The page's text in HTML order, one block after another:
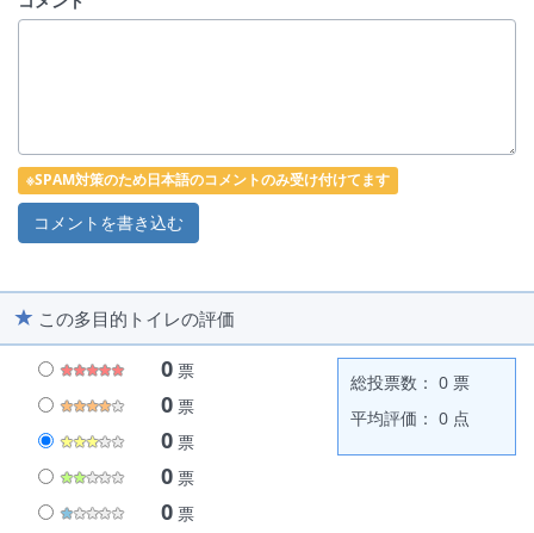
※SPAM対策のため日本語のコメントのみ受け付けてます
この多目的トイレの評価
0 票
0 票
0 票
0 票
0 票
総投票数： 0 票
平均評価： 0 点